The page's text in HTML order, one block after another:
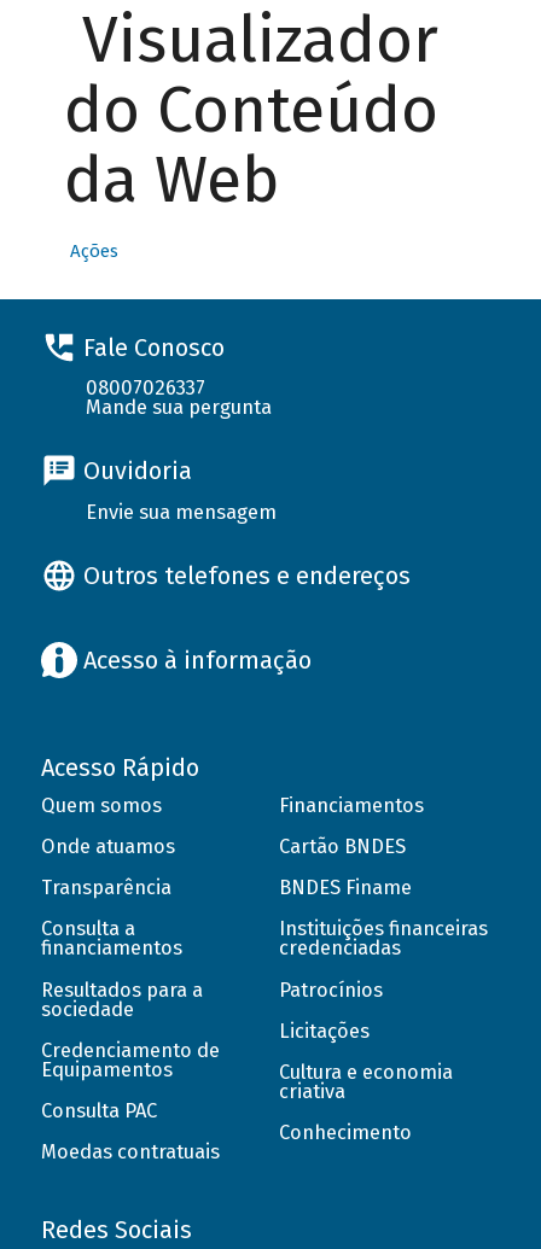
Visualizador
do Conteúdo
da Web
Ações
Fale Conosco
08007026337
Mande sua pergunta
Ouvidoria
Envie sua mensagem
Outros telefones e endereços
Acesso à informação
Acesso Rápido
Quem somos
Onde atuamos
Transparência
Consulta a
financiamentos
Resultados para a
sociedade
Credenciamento de
Equipamentos
Consulta PAC
Moedas contratuais
Financiamentos
Cartão BNDES
BNDES Finame
Instituições financeiras
credenciadas
Patrocínios
Licitações
Cultura e economia
criativa
Conhecimento
Redes Sociais